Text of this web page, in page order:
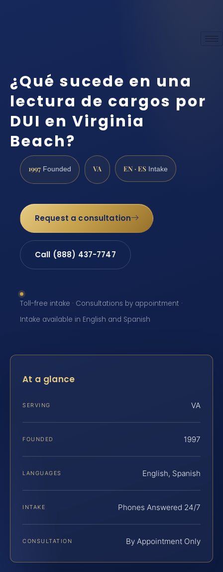
¿Qué sucede en una
lectura de cargos por
DUI en Virginia
Beach?
1997 Founded VA EN · ES Intake
Request a consultation
Call (888) 437-7747
Toll-free intake · Consultations by appointment ·
Intake available in English and Spanish
At a glance
SERVING VA
FOUNDED 1997
LANGUAGES English, Spanish
INTAKE Phones Answered 24/7
CONSULTATION By Appointment Only